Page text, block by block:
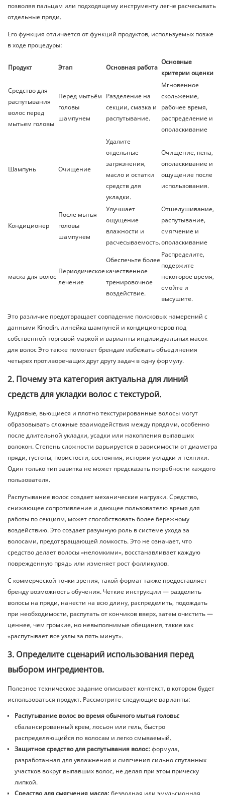
позволяя пальцам или подходящему инструменту легче расчесывать
отдельные пряди.
Его функция отличается от функций продуктов, используемых позже
в ходе процедуры:
Продукт Этап Основная работа
Основные
критерии оценки
Средство для
распутывания
волос перед
мытьем головы
Перед мытьём
головы
шампунем
Разделение на
секции, смазка и
распутывание.
Мгновенное
скольжение,
рабочее время,
распределение и
ополаскивание
Шампунь Очищение
Удалите
отдельные
загрязнения,
масло и остатки
средств для
укладки.
Очищение, пена,
ополаскивание и
ощущение после
использования.
Кондиционер
После мытья
головы
шампунем
Улучшает
ощущение
влажности и
расчесываемость.
Отшелушивание,
распутывание,
смягчение и
ополаскивание
маска для волос
Периодическое
лечение
Обеспечьте более
качественное
тренировочное
воздействие.
Распределите,
подержите
некоторое время,
смойте и
высушите.
Это различие предотвращает совпадение поисковых намерений с
данными Kinodin.линейка шампуней и кондиционеров под
собственной торговой маркой и варианты индивидуальных масок
для волосЭто также помогает брендам избежать объединения
четырех противоречащих друг другу задач в одну формулу.
2. Почему эта категория актуальна для линий
средств для укладки волос с текстурой.
Кудрявые, вьющиеся и плотно текстурированные волосы могут
образовывать сложные взаимодействия между прядями, особенно
после длительной укладки, усадки или накопления выпавших
волокон. Степень сложности варьируется в зависимости от диаметра
пряди, густоты, пористости, состояния, истории укладки и техники.
Один только тип завитка не может предсказать потребности каждого
пользователя.
Распутывание волос создает механические нагрузки. Средство,
снижающее сопротивление и дающее пользователю время для
работы по секциям, может способствовать более бережному
воздействию. Это создает разумную роль в системе ухода за
волосами, предотвращающей ломкость. Это не означает, что
средство делает волосы «неломкими», восстанавливает каждую
поврежденную прядь или изменяет рост фолликулов.
С коммерческой точки зрения, такой формат также предоставляет
бренду возможность обучения. Четкие инструкции — разделить
волосы на пряди, нанести на всю длину, распределить, подождать
при необходимости, распутать от кончиков вверх, затем очистить —
ценнее, чем громкие, но невыполнимые обещания, такие как
«распутывает все узлы за пять минут».
3. Определите сценарий использования перед
выбором ингредиентов.
Полезное техническое задание описывает контекст, в котором будет
использоваться продукт. Рассмотрите следующие варианты:
Распутывание волос во время обычного мытья головы:
сбалансированный крем, лосьон или гель, быстро
распределяющийся по волосам и легко смываемый.
Защитное средство для распутывания волос: формула,
разработанная для увлажнения и смягчения сильно спутанных
участков вокруг выпавших волос, не делая при этом прическу
липкой.